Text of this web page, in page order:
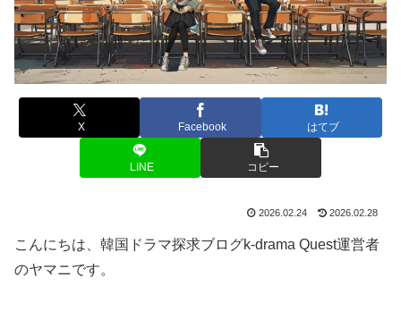
X Facebook はてブ
LINE コピー
2026.02.24 2026.02.28
こんにちは、韓国ドラマ探求ブログk-drama Quest運営者
のヤマニです。